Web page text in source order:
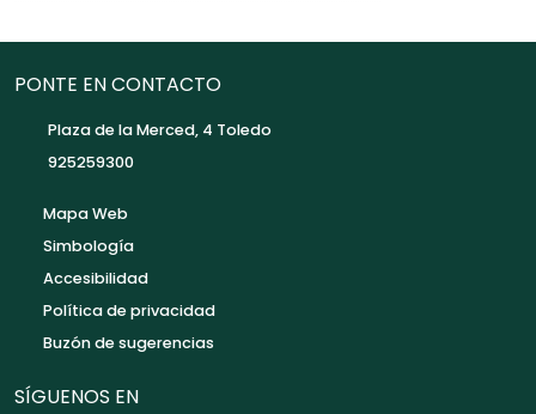
PONTE EN CONTACTO
Plaza de la Merced, 4 Toledo
925259300
Mapa Web
Simbología
Accesibilidad
Política de privacidad
Buzón de sugerencias
SÍGUENOS EN